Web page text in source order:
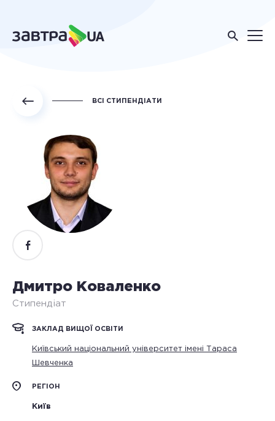
ВСІ СТИПЕНДІАТИ
Дмитро Коваленко
Стипендіат
ЗАКЛАД ВИЩОЇ ОСВІТИ
Київський національний університет імені Тараса
Шевченка
РЕГІОН
Київ